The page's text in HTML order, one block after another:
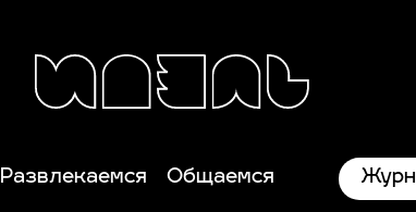
Развлекаемся Общаемся